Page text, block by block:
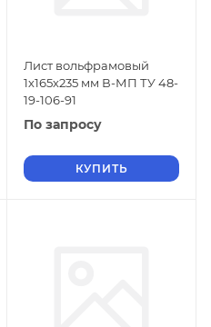
Лист вольфрамовый
1х165х235 мм В-МП ТУ 48-
19-106-91
По запросу
КУПИТЬ